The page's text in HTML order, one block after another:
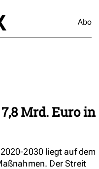
Abo
Mrd. Euro in
2030 liegt auf dem
Der Streit